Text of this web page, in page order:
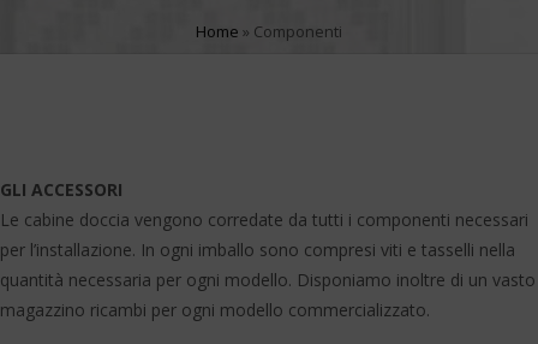
Home » Componenti
GLI ACCESSORI
Le cabine doccia vengono corredate da tutti i componenti necessari
per l’installazione. In ogni imballo sono compresi viti e tasselli nella
quantità necessaria per ogni modello. Disponiamo inoltre di un vasto
magazzino ricambi per ogni modello commercializzato.